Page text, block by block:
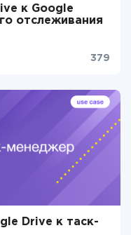
к Google
отслеживания
379
Drive к таск-